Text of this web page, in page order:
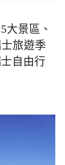
大景區、
旅遊季
自由行